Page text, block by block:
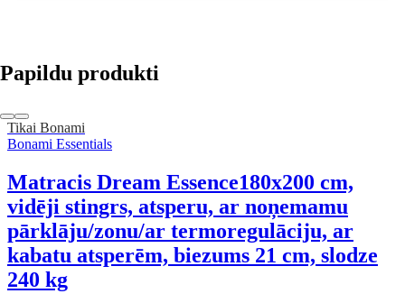
Papildu produkti
Tikai Bonami
Bonami Essentials
Matracis Dream Essence180x200 cm,
vidēji stingrs, atsperu, ar noņemamu
pārklāju/zonu/ar termoregulāciju, ar
kabatu atsperēm, biezums 21 cm, slodze
240 kg